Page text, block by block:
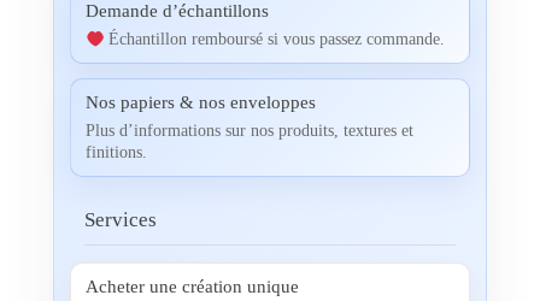
Demande d’échantillons
Échantillon remboursé si vous passez commande.
Nos papiers & nos enveloppes
Plus d’informations sur nos produits, textures et
finitions.
Services
Acheter une création unique